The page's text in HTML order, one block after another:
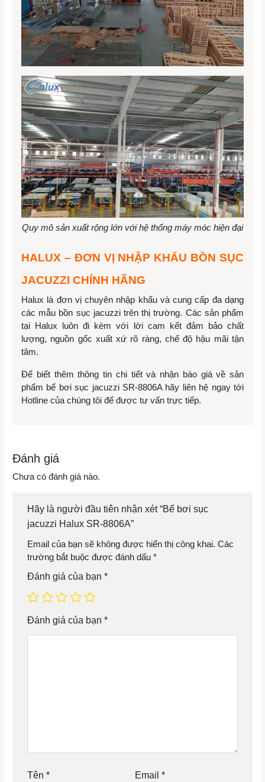
Quy mô sản xuất rộng lớn với hệ thống máy móc hiện đại
HALUX – ĐƠN VỊ NHẬP KHẨU BỒN SỤC
JACUZZI CHÍNH HÃNG
Halux là đơn vị chuyên nhập khẩu và cung cấp đa dạng
các mẫu bồn sục jacuzzi trên thị trường. Các sản phẩm
tại Halux luôn đi kèm với lời cam kết đảm bảo chất
lượng, nguồn gốc xuất xứ rõ ràng, chế độ hậu mãi tận
tâm.
Để biết thêm thông tin chi tiết và nhận báo giá về sản
phẩm bể bơi sục jacuzzi SR-8806A hãy liên hệ ngay tới
Hotline của chúng tôi để được tư vấn trực tiếp.
Đánh giá
Chưa có đánh giá nào.
Hãy là người đầu tiên nhận xét “Bể bơi sục
jacuzzi Halux SR-8806A”
Email của bạn sẽ không được hiển thị công khai. Các
trường bắt buộc được đánh dấu *
Đánh giá của bạn *
Đánh giá của bạn *
Tên * Email *